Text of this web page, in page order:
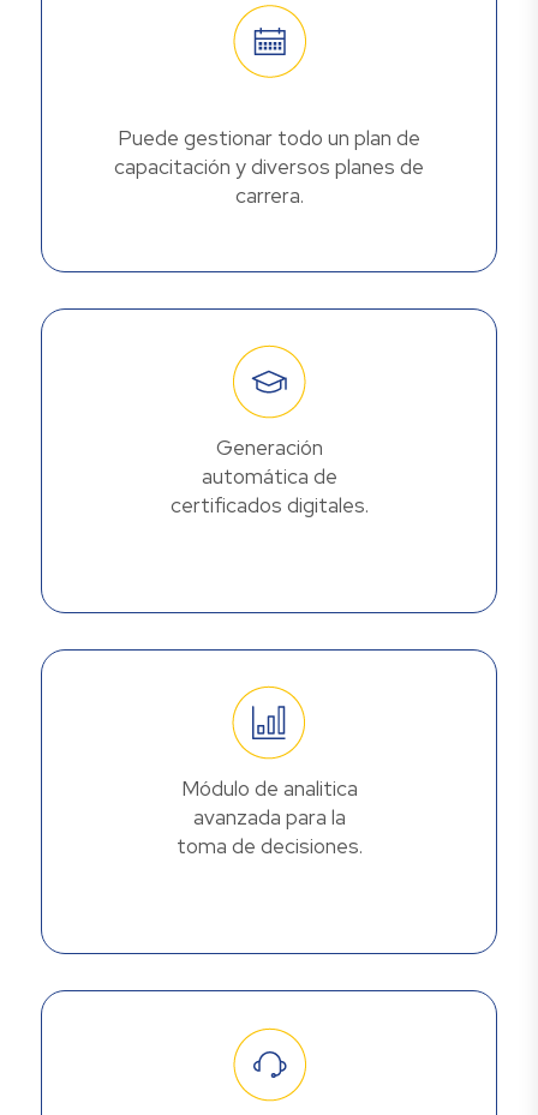
Puede gestionar todo un plan de
capacitación y diversos planes de
carrera.
Generación
automática de
certificados digitales.
Módulo de analitica
avanzada para la
toma de decisiones.